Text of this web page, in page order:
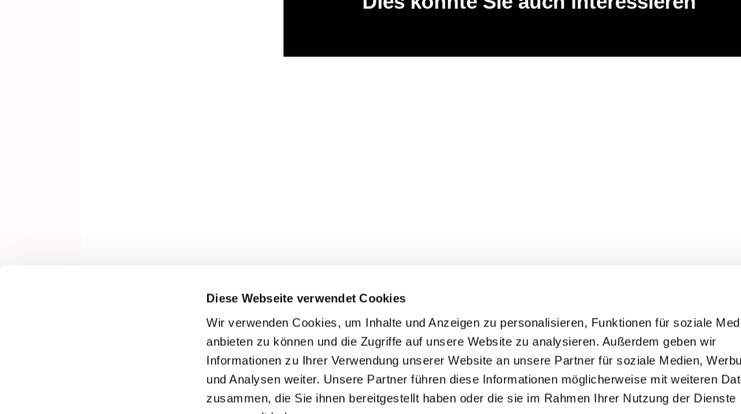
Diese Webseite verwendet Cookies
Wir verwenden Cookies, um Inhalte und Anzeigen zu personalisieren, Funktionen für soziale
anbieten zu können und die Zugriffe auf unsere Website zu analysieren. Außerdem geben wir
Informationen zu Ihrer Verwendung unserer Website an unsere Partner für soziale Medien,
und Analysen weiter. Unsere Partner führen diese Informationen möglicherweise mit weiteren
zusammen, die Sie ihnen bereitgestellt haben oder die sie im Rahmen Ihrer Nutzung der Dienste